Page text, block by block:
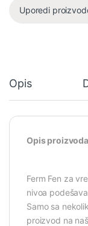
Uporedi
Opis
Opis
Ferm Fen za
nivoa
Samo sa
proizvod na